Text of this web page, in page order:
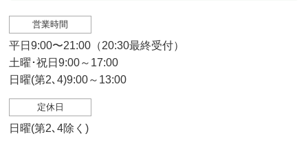
営業時間
平日9:00〜21:00（20:30最終受付）
土曜･祝日9:00～17:00
日曜(第2､4)9:00～13:00
定休日
日曜(第2､4除く)